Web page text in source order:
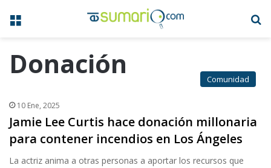
Menú
Donación Comunidad
10 Ene, 2025
Jamie Lee Curtis hace donación millonaria
para contener incendios en Los Ángeles
La actriz anima a otras personas a aportar los recursos que